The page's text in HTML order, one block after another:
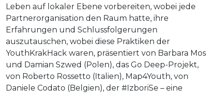
Leben auf lokaler Ebene vorbereiten, wobei jede
Partnerorganisation den Raum hatte, ihre
Erfahrungen und Schlussfolgerungen
auszutauschen, wobei diese Praktiken der
YouthKrakHack waren, präsentiert von Barbara Mos
und Damian Szwed (Polen), das Go Deep-Projekt,
von Roberto Rossetto (Italien), Map4Youth, von
Daniele Codato (Belgien), der #IzboriSe – eine